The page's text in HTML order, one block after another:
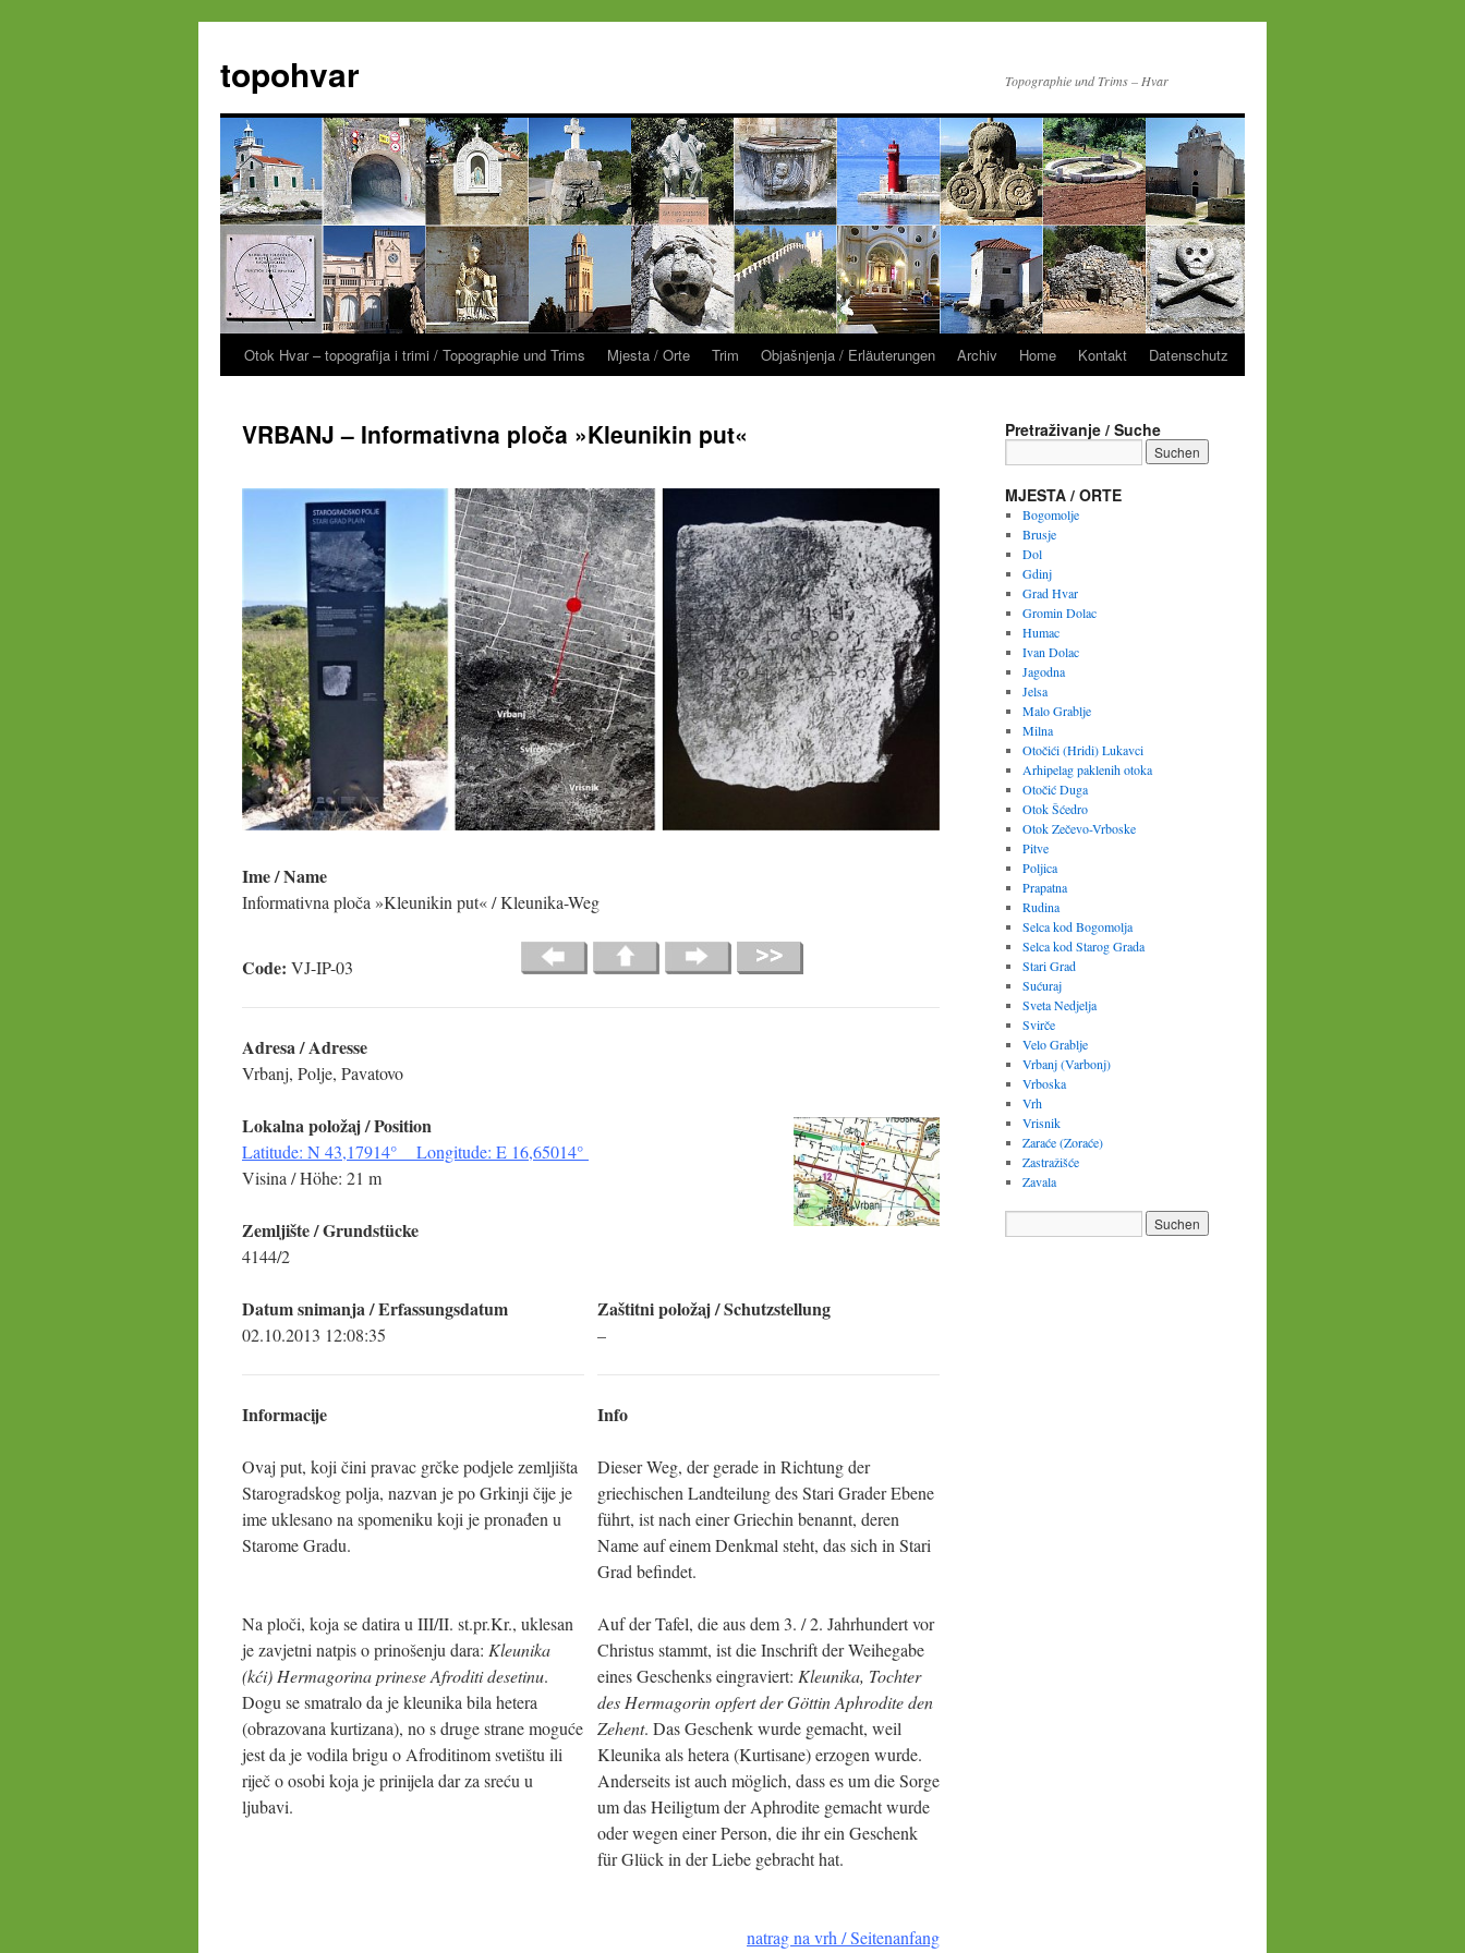
springen
topohvar Topographie und Trims – Hvar
Otok Hvar – topografija i trimi / Topographie und Trims Mjesta / Orte Trim Objašnjenja / Erläuterungen Archiv Home Kontakt Datenschutz
VRBANJ – Informativna ploča »Kleunikin put«
Ime / Name
Informativna ploča »Kleunikin put« / Kleunika-Weg
Code: VJ-IP-03
Adresa / Adresse
Vrbanj, Polje, Pavatovo
Lokalna položaj / Position
Latitude: N 43,17914° Longitude: E 16,65014°
Visina / Höhe: 21 m
Zemljište / Grundstücke
4144/2
Datum snimanja / Erfassungsdatum
02.10.2013 12:08:35
Informacije
Ovaj put, koji čini pravac grčke podjele zemljišta
Starogradskog polja, nazvan je po Grkinji čije je
ime uklesano na spomeniku koji je pronađen u
Starome Gradu.
Zaštitni položaj / Schutzstellung
–
Info
Dieser Weg, der gerade in Richtung der
griechischen Landteilung des Stari Grader Ebene
führt, ist nach einer Griechin benannt, deren
Name auf einem Denkmal steht, das sich in Stari
Grad befindet.
Na ploči, koja se datira u III/II. st.pr.Kr., uklesan
je zavjetni natpis o prinošenju dara: Kleunika
(kći) Hermagorina prinese Afroditidesetinu.
Dogu se smatralo da je kleunika bila hetera
(obrazovana kurtizana), no s druge strane moguće
jest da je vodila brigu o Afroditinom svetištu ili
riječ o osobi koja je prinijela dar za sreću u
ljubavi.
Auf der Tafel, die aus dem 3. / 2. Jahrhundert vor
Christus stammt, ist die Inschrift der Weihegabe
eines Geschenks eingraviert: Kleunika, Tochter
des Hermagorin opfert der Göttin Aphrodite den
Zehent. Das Geschenk wurde gemacht, weil
Kleunika als hetera (Kurtisane) erzogen wurde.
Anderseits ist auch möglich, dass es um die Sorge
um das Heiligtum der Aphrodite gemacht wurde
oder wegen einer Person, die ihr ein Geschenk
für Glück in der Liebe gebracht hat.
natrag na vrh / Seitenanfang
Pretraživanje / Suche
MJESTA / ORTE
Bogomolje
Brusje
Dol
Gdinj
Grad Hvar
Gromin Dolac
Humac
Ivan Dolac
Jagodna
Jelsa
Malo Grablje
Milna
Otočići (Hridi) Lukavci
Arhipelag paklenih otoka
Otočić Duga
Otok Šćedro
Otok Zečevo-Vrboske
Pitve
Poljica
Prapatna
Rudina
Selca kod Bogomolja
Selca kod Starog Grada
Stari Grad
Sućuraj
Sveta Nedjelja
Svirče
Velo Grablje
Vrbanj (Varbonj)
Vrboska
Vrh
Vrisnik
Zaraće (Zoraće)
Zastražišće
Zavala